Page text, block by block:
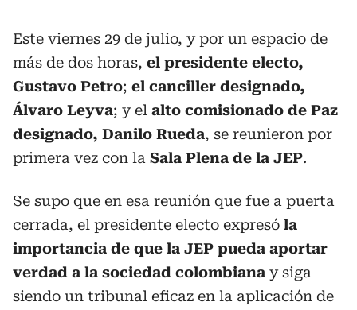
Este viernes 29 de julio, y por un espacio de
más de dos horas, el presidente electo,
Gustavo Petro; el canciller designado,
Álvaro Leyva; y el alto comisionado de Paz
designado, Danilo Rueda, se reunieron por
primera vez con la Sala Plena de la JEP.
Se supo que en esa reunión que fue a puerta
cerrada, el presidente electo expresó la
importancia de que la JEP pueda aportar
verdad a la sociedad colombiana y siga
siendo un tribunal eficaz en la aplicación de